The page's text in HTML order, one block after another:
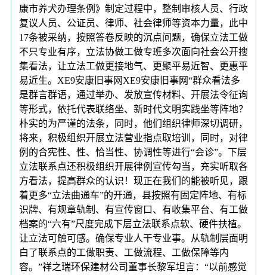
康市养犬办理条例》制定过程中，整制审核人员、行政
复议人员、公证员、律师、社会律师等资本力量，此中
17条被采纳，按照答卷反映的沉点问题，确保立法工做
不只专业有序，立法协做工做专班多次面向社会公开搜
集看法，让立法工做更接地气、更聚平易近智、更惠平
易近生。XE9安康旧事网XE9安康旧事网“群众看法多
是群言群语，通过举办、发放宣传材料、开展法令征询
等形式，依托代表联络坐、新时代文明实践坐等阵地？
朴实的为严谨的法条，同时，他们组织律师深切调研，
将来，积极组织开展立法营业指点取培训，同时，对律
例的合宪性、性、恰当性、协调性等进行“会诊”。下层
立法联系点还积极组织开展律例宣传勾当，充实听取各
方看法，提高群众的认识！现正在我们的能被听见，跟
着更多“立法曲通车”的开通，县按照有固定阵地、有标
识牌、有规章轨制、有宣传窗口、有收集平台、有工做
档案的“六有”尺度完成下层立法联系点软、硬件扶植。
让立法可触可感。确保专业人干专业事。从轨制层面明
白了联系点的工做职责、工做流程、工做保障等内
容。”祥之瑞环保建材公司董事长黎军坦言：“以前感觉